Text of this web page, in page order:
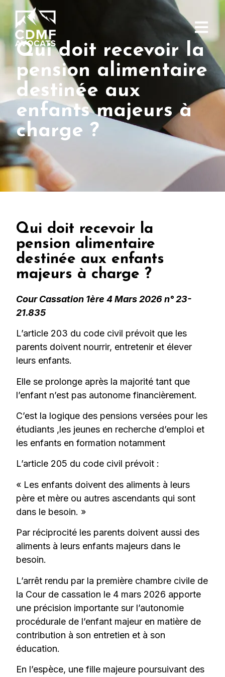
Qui doit recevoir la
pension alimentaire
destinée aux
enfants majeurs à
charge ?
Qui doit recevoir la
pension alimentaire
destinée aux enfants
majeurs à charge ?
Cour Cassation 1ère 4 Mars 2026 n° 23-
21.835
L’article 203 du code civil prévoit que les
parents doivent nourrir, entretenir et élever
leurs enfants.
Elle se prolonge après la majorité tant que
l’enfant n’est pas autonome financièrement.
C’est la logique des pensions versées pour les
étudiants ,les jeunes en recherche d’emploi et
les enfants en formation notamment
L’article 205 du code civil prévoit :
« Les enfants doivent des aliments à leurs
père et mère ou autres ascendants qui sont
dans le besoin. »
Par réciprocité les parents doivent aussi des
aliments à leurs enfants majeurs dans le
besoin.
L’arrêt rendu par la première chambre civile de
la Cour de cassation le 4 mars 2026 apporte
une précision importante sur l’autonomie
procédurale de l’enfant majeur en matière de
contribution à son entretien et à son
éducation.
En l’espèce, une fille majeure poursuivant des